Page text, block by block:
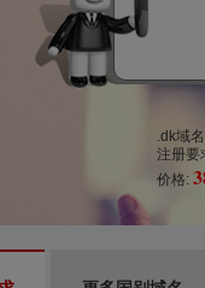
.dk域
注册要
价格: